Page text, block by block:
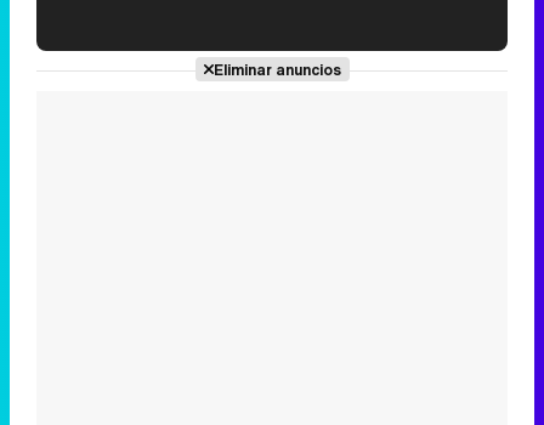
'120 Minutos' celebra sus 2.000 programas en Telemadrid con un vídeo del día a día en la redacción
Eliminar anuncios